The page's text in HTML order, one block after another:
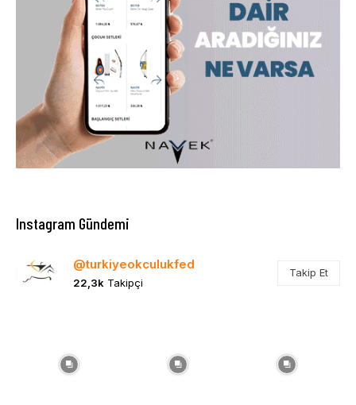
Instagram Gündemi
@turkiyeokculukfed
22,3k Takipçi
Takip Et